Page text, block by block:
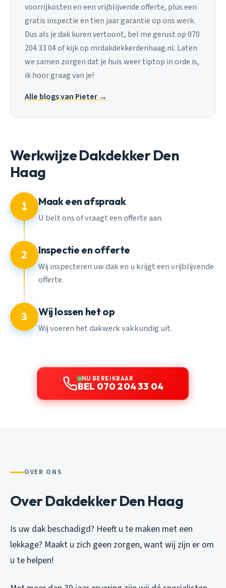
voorrijkosten en een vrijblijvende offerte, plus een
gratis inspectie en tien jaar garantie op ons werk.
Dus als je dak kuren vertoont, bel me gerust op 070
204 33 04 of kijk op mrdakdekkerdenhaag.nl. Laten
we samen zorgen dat je huis weer tiptop in orde is,
ik hoor graag van je!
Alle blogs van Pieter →
Werkwijze Dakdekker Den
Haag
1 Maak een afspraak
U belt ons of vraagt een offerte aan.
2 Inspectie en offerte
Wij inspecteren uw dak en u krijgt een vrijblijvende
offerte.
3 Wij lossen het op
Wij voeren het dakwerk vakkundig uit.
NU BEREIKBAAR
BEL 070 204 33 04
OVER ONS
Over Dakdekker Den Haag
Is uw dak beschadigd? Heeft u te maken met een
lekkage? Maakt u zich geen zorgen, want wij zijn er om
u te helpen!